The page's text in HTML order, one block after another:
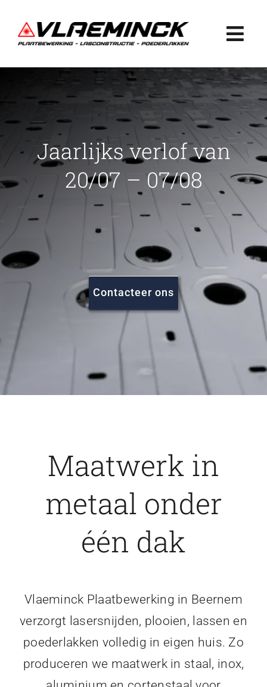
naar
inhoud
Plaatbewerking
Lasconstructie
Poederlakken
Projecten
FAQ
Vacatures
Jaarlijks verlof van
20/07 – 07/08
Contacteer ons
Maatwerk in
metaal onder
één dak
Vlaeminck Plaatbewerking in Beernem
verzorgt lasersnijden, plooien, lassen en
poederlakken volledig in eigen huis. Zo
produceren we maatwerk in staal, inox,